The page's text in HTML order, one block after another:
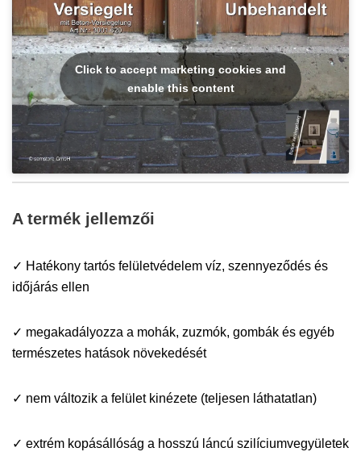
Click to accept marketing cookies and
enable this content
A termék jellemzői
✓ Hatékony tartós felületvédelem víz, szennyeződés és
időjárás ellen
✓ megakadályozza a mohák, zuzmók, gombák és egyéb
természetes hatások növekedését
✓ nem változik a felület kinézete (teljesen láthatatlan)
✓ extrém kopásállóság a hosszú láncú szilíciumvegyületek